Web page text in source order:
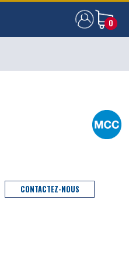
0
0
CONTACTEZ-NOUS